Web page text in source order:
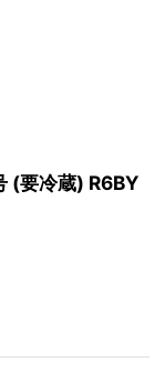
(要冷蔵) R6BY